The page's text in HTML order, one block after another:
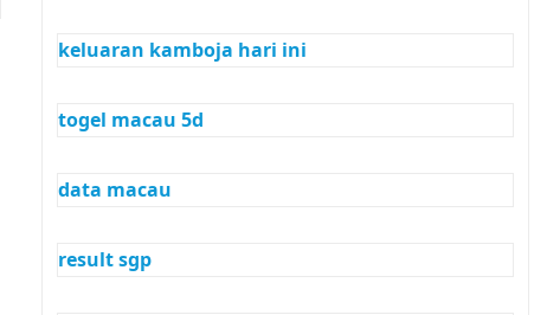
keluaran kamboja hari ini
togel macau 5d
data macau
result sgp